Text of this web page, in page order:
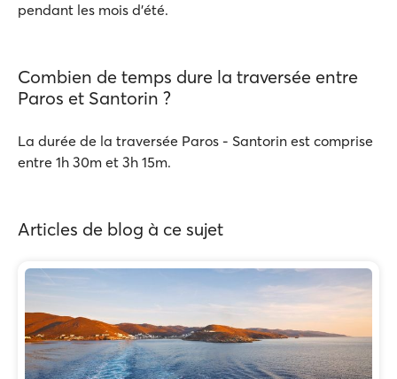
pendant les mois d'été.
Combien de temps dure la traversée entre
Paros et Santorin ?
La durée de la traversée Paros - Santorin est comprise
entre 1h 30m et 3h 15m.
Articles de blog à ce sujet